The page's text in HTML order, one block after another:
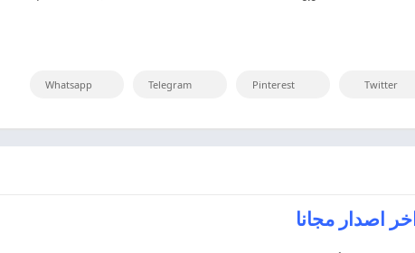
Twitter
Pinterest
Telegram
Whatsapp